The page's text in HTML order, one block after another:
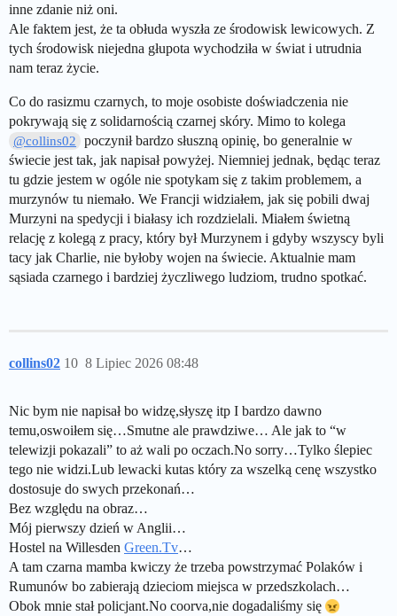
inne zdanie niż oni.
Ale faktem jest, że ta obłuda wyszła ze środowisk lewicowych. Z
tych środowisk niejedna głupota wychodziła w świat i utrudnia
nam teraz życie.
Co do rasizmu czarnych, to moje osobiste doświadczenia nie
pokrywają się z solidarnością czarnej skóry. Mimo to kolega
@collins02
poczynił bardzo słuszną opinię, bo generalnie w
świecie jest tak, jak napisał powyżej. Niemniej jednak, będąc teraz
tu gdzie jestem w ogóle nie spotykam się z takim problemem, a
murzynów tu niemało. We Francji widziałem, jak się pobili dwaj
Murzyni na spedycji i białasy ich rozdzielali. Miałem świetną
relację z kolegą z pracy, który był Murzynem i gdyby wszyscy byli
tacy jak Charlie, nie byłoby wojen na świecie. Aktualnie mam
sąsiada czarnego i bardziej życzliwego ludziom, trudno spotkać.
collins02 8 Lipiec 2026 08:48
10
Nic bym nie napisał bo widzę,słyszę itp I bardzo dawno
temu,oswoiłem się…Smutne ale prawdziwe… Ale jak to “w
telewizji pokazali” to aż wali po oczach.No sorry…Tylko ślepiec
tego nie widzi.Lub lewacki kutas który za wszelką cenę wszystko
dostosuje do swych przekonań…
Bez względu na obraz…
Mój pierwszy dzień w Anglii…
Hostel na Willesden Green.Tv…
A tam czarna mamba kwiczy że trzeba powstrzymać Polaków i
Rumunów bo zabierają dzieciom miejsca w przedszkolach…
Obok mnie stał policjant.No coorva,nie dogadaliśmy się